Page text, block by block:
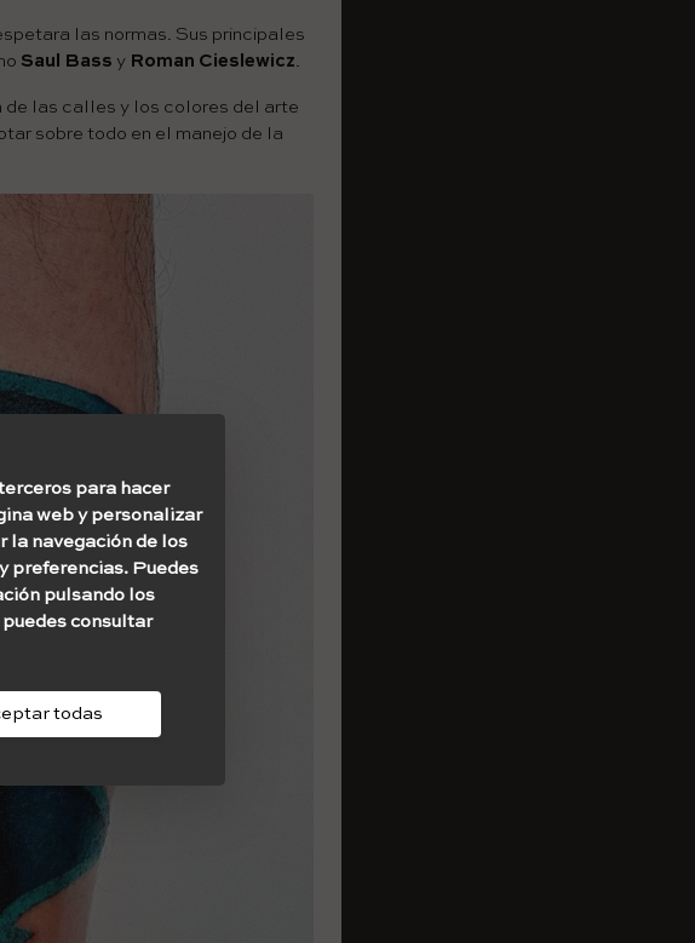
las normas. Sus principales
Saul Bass y Roman Cieslewicz.
de las calles y los colores del arte
sobre todo en el manejo de la
para hacer
web y personalizar
la navegación de los
preferencias. Puedes
pulsando los
consultar
todas